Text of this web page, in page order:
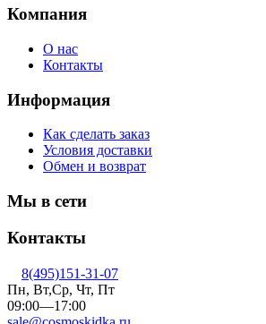
Компания
О нас
Контакты
Информация
Как сделать заказ
Условия доставки
Обмен и возврат
Мы в сети
Контакты
8(495)151-31-07
Пн, Вт,Ср, Чт, Пт
09:00—17:00